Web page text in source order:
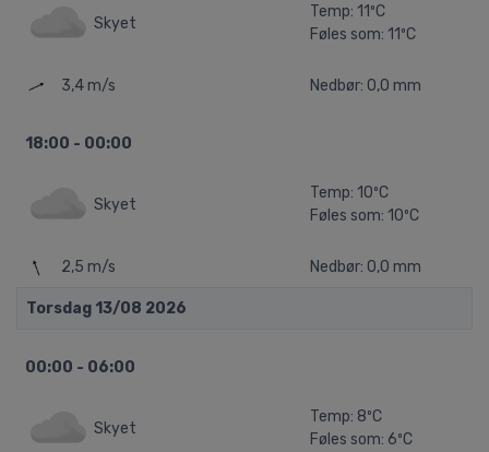
Skyet
Temp: 11ºC
Føles som: 11ºC
3,4 m/s Nedbør: 0,0 mm
18:00 - 00:00
Skyet
Temp: 10ºC
Føles som: 10ºC
2,5 m/s Nedbør: 0,0 mm
Torsdag 13/08 2026
00:00 - 06:00
Skyet
Temp: 8ºC
Føles som: 6ºC